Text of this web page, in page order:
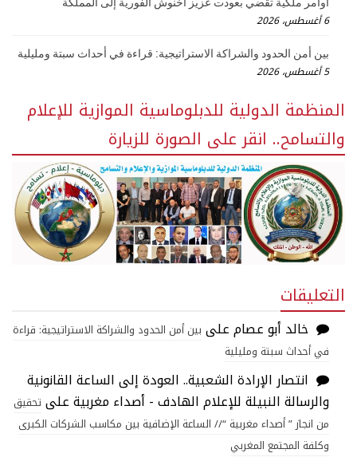
أوامر ملكية تقضي بعودت عزيز أخنوش الفورية إلى المملكة
6 أغسطس، 2026
بين أمن الحدود والشراكة الاستراتيجية: قراءة في أحداث سبتة ومليلية
5 أغسطس، 2026
المنظمة الدولية للدبلوماسية الموازية للإعلام
والتسامح.. انقر على الصورة للزيارة
التعليقات
خالد أبو عصامعلى بين أمن الحدود والشراكة الاستراتيجية: قراءة
في أحداث سبتة ومليلية
انتصار الإرادة الشعبية.. العودة إلى الساعة القانونية
والرسالة النبيلة للإعلام الهادف - أصداء مغربيةعلى تحقيق
من انجاز ” أصداء مغربية “// الساعة الإضافية بين مكاسب الشركات الكبرى
وكلفة المجتمع المغربي